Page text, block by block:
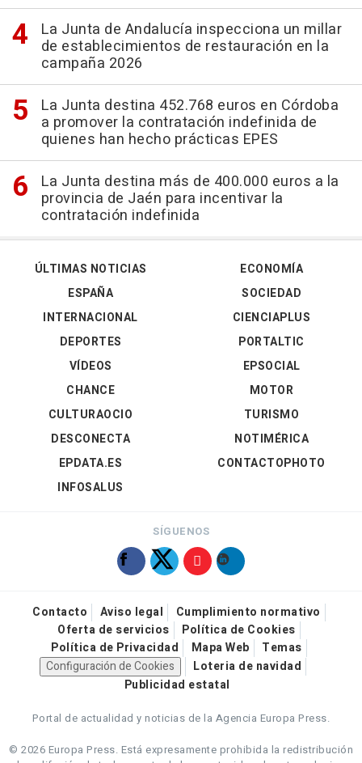
La Junta de Andalucía inspecciona un millar
de establecimientos de restauración en la
campaña 2026
La Junta destina 452.768 euros en Córdoba
a promover la contratación indefinida de
quienes han hecho prácticas EPES
La Junta destina más de 400.000 euros a la
provincia de Jaén para incentivar la
contratación indefinida
ÚLTIMAS NOTICIAS
ESPAÑA
INTERNACIONAL
DEPORTES
VÍDEOS
ECONOMÍA
SOCIEDAD
CIENCIAPLUS
PORTALTIC
EPSOCIAL
CHANCE
CULTURAOCIO
DESCONECTA
EPDATA.ES
INFOSALUS
MOTOR
TURISMO
NOTIMÉRICA
CONTACTOPHOTO
SÍGUENOS
Contacto Aviso legal
Cumplimiento normativo
Oferta de servicios
Política de Cookies
Política de Privacidad
Mapa Web
Temas
Configuración de Cookies
Loteria de navidad
Publicidad estatal
Portal de actualidad y noticias de la Agencia Europa Press.
© 2026 Europa Press. Está expresamente prohibida la redistribución